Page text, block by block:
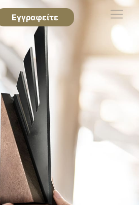
Εγγραφείτε